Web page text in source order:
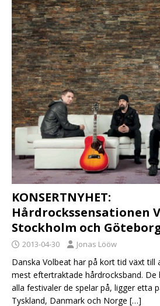
KONSERTNYHET:
Hårdrockssensationen
Stockholm och
2013-04-30 Jonas Lööw
Danska Volbeat har på kort tid växt till
mest eftertraktade hårdrocksband.
alla festivaler de spelar på, ligger etta
Tyskland, Danmark och Norge […]